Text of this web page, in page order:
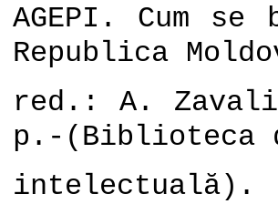
AGEPI . Cum se
Republica
red.: A.
p.-(Biblioteca
intelectuală).